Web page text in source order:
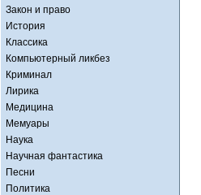
Закон и право
История
Классика
Компьютерный ликбез
Криминал
Лирика
Медицина
Мемуары
Наука
Научная фантастика
Песни
Политика